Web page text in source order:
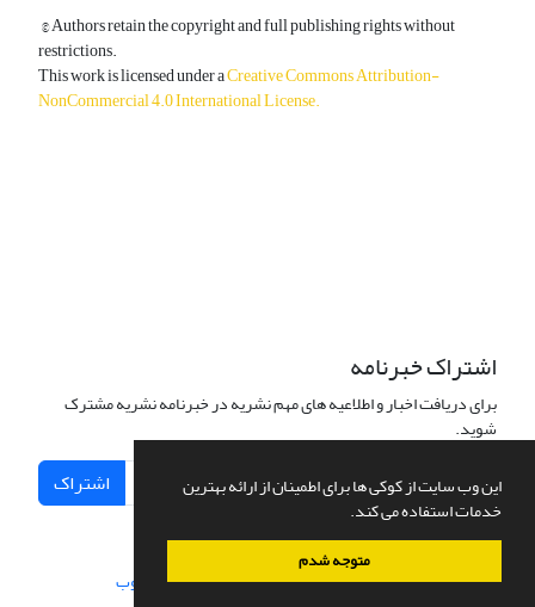
این وب سایت از کوکی ها برای اطمینان از ارائه بهترین
خدمات استفاده می کند.
متوجه شدم
© Authors retain the copyright and full publishing rights without
restrictions.
This work is licensed under aCreative Commons Attribution-
NonCommercial 4.0 International License.
اشتراک خبرنامه
برای دریافت اخبار و اطلاعیه های مهم نشریه در خبرنامه نشریه مشترک
شوید.
اشتراک
سامانه مدیریت نشریات علمی.طراحی و پیاده سازی از سیناوب